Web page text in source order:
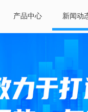
产品中心 新闻动